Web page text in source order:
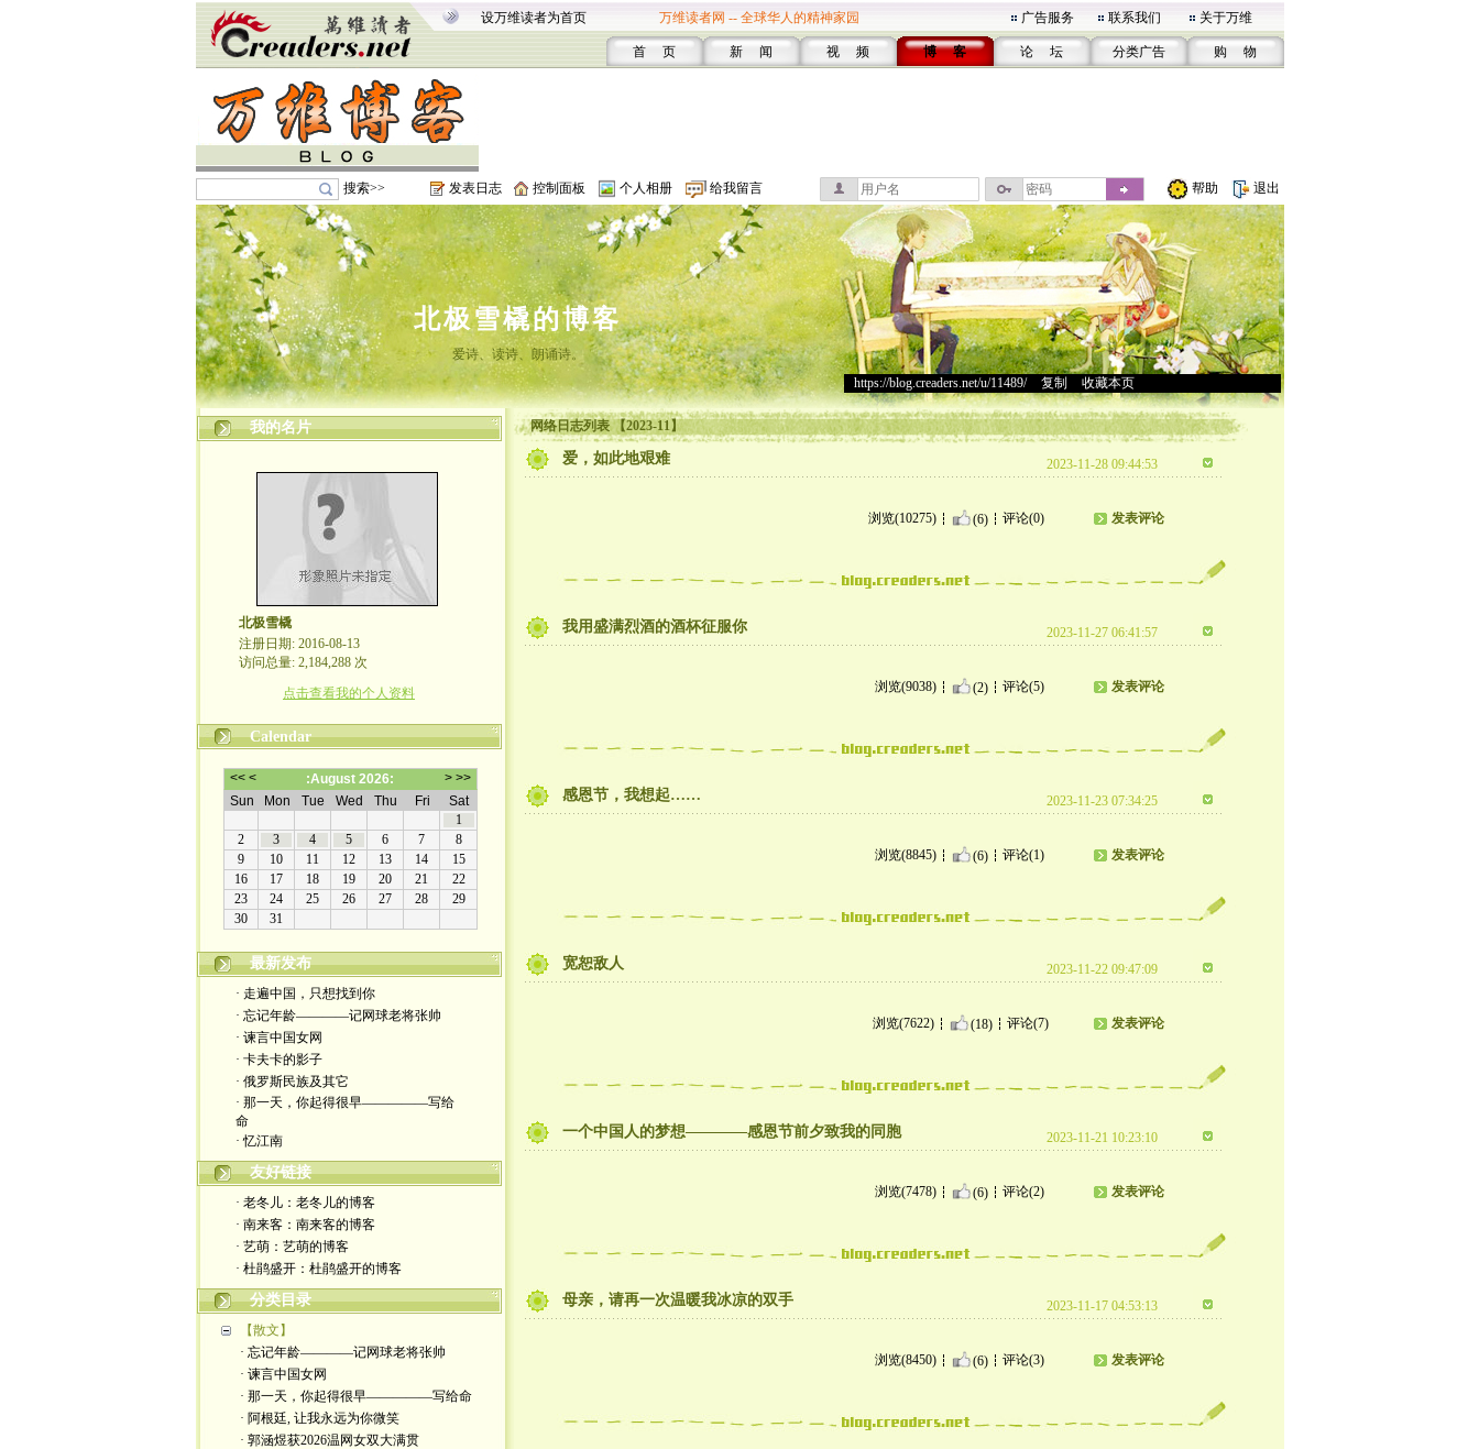
设万维读者为首页 万维读者网 -- 全球华人的精神家园 广告服务 联系我们 关于万维
首 页 新 闻 视 频 博 客 论 坛 分类广告 购 物
搜索>> 发表日志 控制面板 个人相册 给我留言 帮助 退出
北极雪橇的博客
爱诗、读诗、朗诵诗。
https://blog.creaders.net/u/11489/> 复制 收藏本页
我的名片
北极雪橇
注册日期: 2016-08-13
访问总量: 2,184,288 次
点击查看我的个人资料
Calendar
最新发布
· 走遍中国，只想找到你
· 忘记年龄————记网球老将张帅
· 谏言中国女网
· 卡夫卡的影子
· 俄罗斯民族及其它
· 那一天，你起得很早—————写给
命
· 忆江南
友好链接
· 老冬儿：老冬儿的博客
· 南来客：南来客的博客
· 艺萌：艺萌的博客
· 杜鹃盛开：杜鹃盛开的博客
分类目录
【散文】
· 忘记年龄————记网球老将张帅
· 谏言中国女网
· 那一天，你起得很早—————写给命
· 阿根廷, 让我永远为你微笑
· 郭涵煜获2026温网女双大满贯
网络日志列表 【2023-11】
爱，如此地艰难 2023-11-28 09:44:53
浏览(10275) (6) 评论(0) 发表评论
我用盛满烈酒的酒杯征服你 2023-11-27 06:41:57
浏览(9038) (2) 评论(5) 发表评论
感恩节，我想起…… 2023-11-23 07:34:25
浏览(8845) (6) 评论(1) 发表评论
宽恕敌人 2023-11-22 09:47:09
浏览(7622) (18) 评论(7) 发表评论
一个中国人的梦想————感恩节前夕致我的同胞 2023-11-21 10:23:10
浏览(7478) (6) 评论(2) 发表评论
母亲，请再一次温暖我冰凉的双手 2023-11-17 04:53:13
浏览(8450) (6) 评论(3) 发表评论